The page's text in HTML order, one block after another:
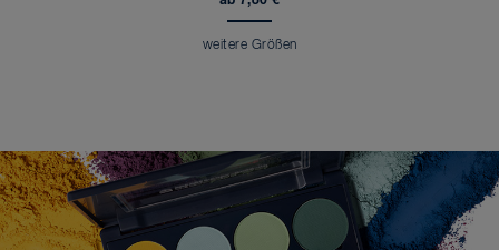
weitere Größen